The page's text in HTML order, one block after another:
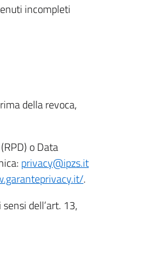
incompleti
della revoca,
o Data
privacy@ipzs.it
.
dell’art. 13,